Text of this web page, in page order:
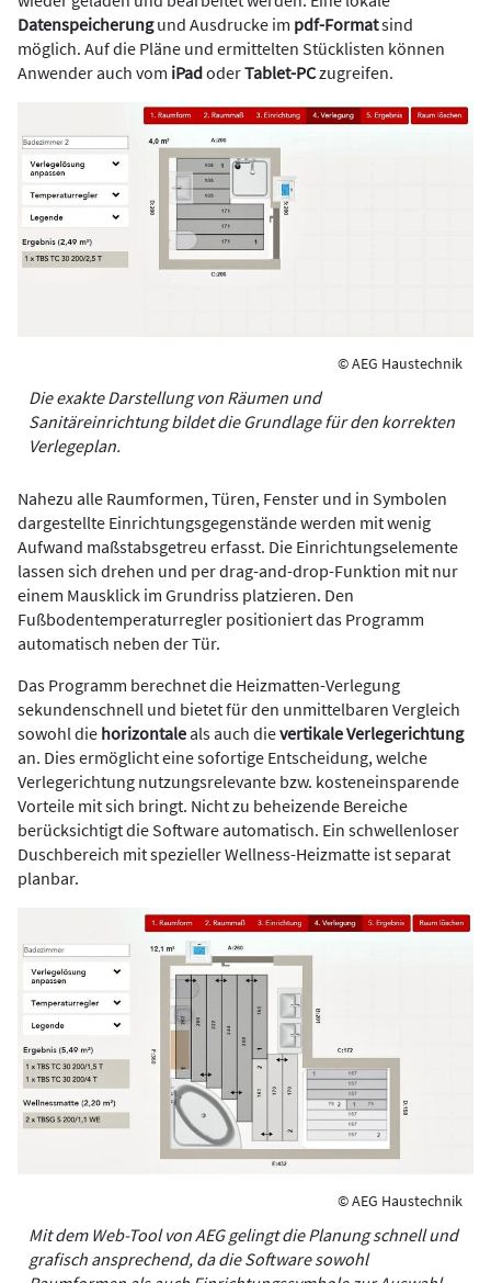
Datenspeicherungund Ausdrucke im pdf-Formatsind
möglich. Auf die Pläne und ermittelten Stücklisten können
Anwender auch vom iPadoderTablet-PCzugreifen.
© AEG Haustechnik
Die exakte Darstellung von Räumen und
Sanitäreinrichtung bildet die Grundlage für den korrekten
Verlegeplan.
Nahezu alle Raumformen, Türen, Fenster und in Symbolen
dargestellte Einrichtungsgegenstände werden mit wenig
Aufwand maßstabsgetreu erfasst. Die Einrichtungselemente
lassen sich drehen und per drag-and-drop-Funktion mit nur
einem Mausklick im Grundriss platzieren. Den
Fußbodentemperaturregler positioniert das Programm
automatisch neben der Tür.
Das Programm berechnet die Heizmatten-Verlegung
sekundenschnell und bietet für den unmittelbaren Vergleich
sowohl die horizontaleals auch dievertikale Verlegerichtung
an. Dies ermöglicht eine sofortige Entscheidung, welche
Verlegerichtung nutzungsrelevante bzw. kosteneinsparende
Vorteile mit sich bringt. Nicht zu beheizende Bereiche
berücksichtigt die Software automatisch. Ein schwellenloser
Duschbereich mit spezieller Wellness-Heizmatte ist separat
planbar.
© AEG Haustechnik
Mit dem Web-Tool von AEG gelingt die Planung schnell und
grafisch ansprechend, da die Software sowohl